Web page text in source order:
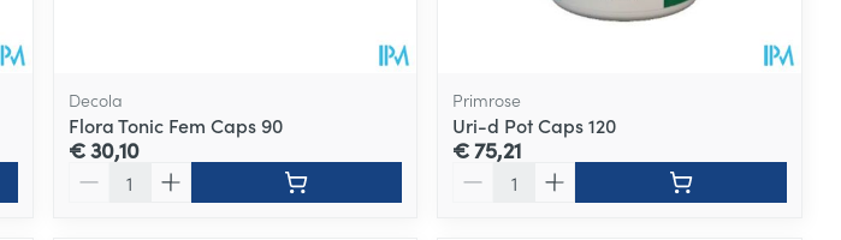
Decola
Flora Tonic Fem Caps 90
€ 30,10
Primrose
Uri-d Pot Caps 120
€ 75,21